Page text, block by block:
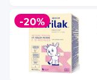
-20%